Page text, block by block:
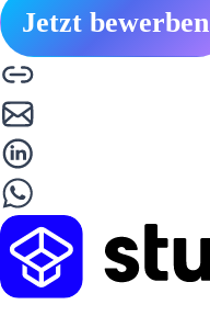
Jetzt bewerben